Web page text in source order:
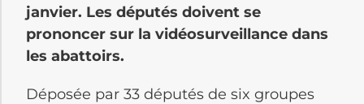
janvier. Les députés doivent se
prononcer sur la vidéosurveillance dans
les abattoirs.
Déposée par 33 députés de six groupes